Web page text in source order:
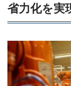
省力化を実